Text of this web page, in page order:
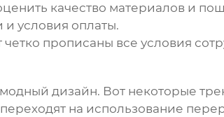
качество материалов и
условия оплаты.
прописаны все условия
дизайн. Вот некоторые
на использование